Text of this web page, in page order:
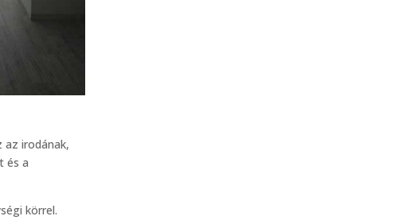
az irodának,
és a
körrel.